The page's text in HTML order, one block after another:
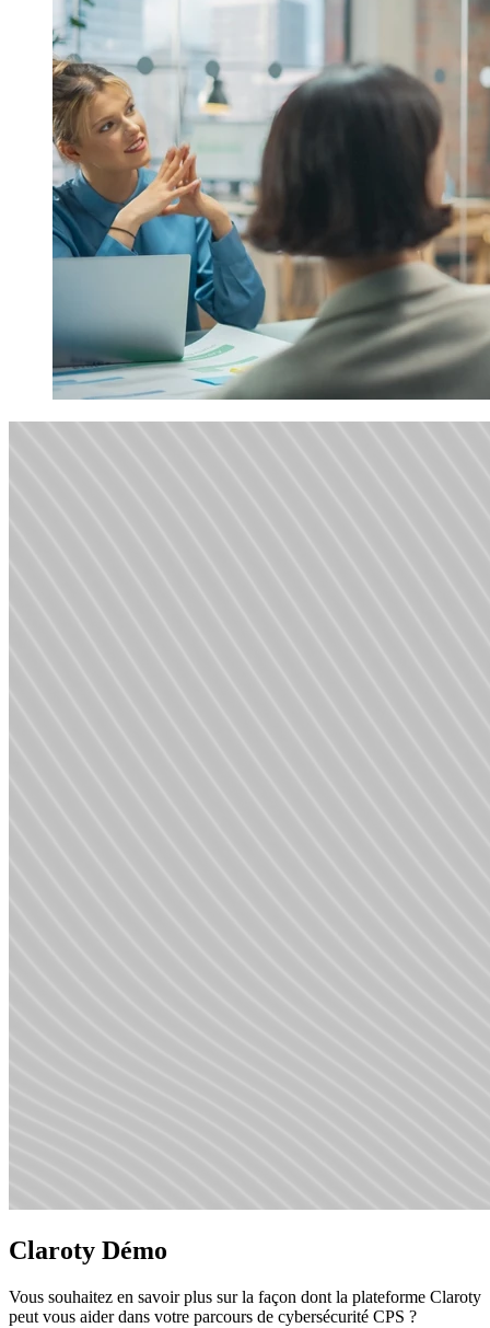
Claroty Démo
Vous souhaitez en savoir plus sur la façon dont la plateforme Claroty
peut vous aider dans votre parcours de cybersécurité CPS ?